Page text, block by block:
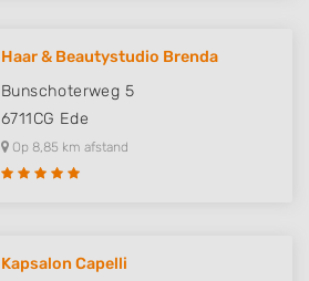
Haar & Beautystudio Brenda
Bunschoterweg 5
6711CG Ede
Op 8,85 km afstand
Kapsalon Capelli